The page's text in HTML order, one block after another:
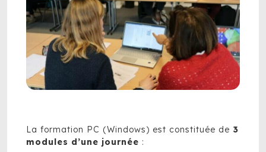
La formation PC (Windows) est constituée de 3
modules d’une journée :